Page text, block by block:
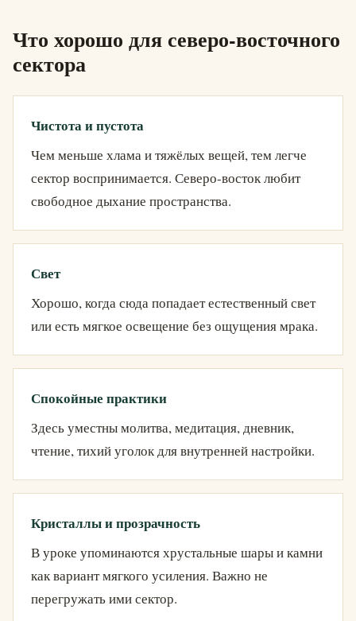
Что хорошо для северо-восточного
сектора
Чистота и пустота
Чем меньше хлама и тяжёлых вещей, тем легче
сектор воспринимается. Северо-восток любит
свободное дыхание пространства.
Свет
Хорошо, когда сюда попадает естественный свет
или есть мягкое освещение без ощущения мрака.
Спокойные практики
Здесь уместны молитва, медитация, дневник,
чтение, тихий уголок для внутренней настройки.
Кристаллы и прозрачность
В уроке упоминаются хрустальные шары и камни
как вариант мягкого усиления. Важно не
перегружать ими сектор.